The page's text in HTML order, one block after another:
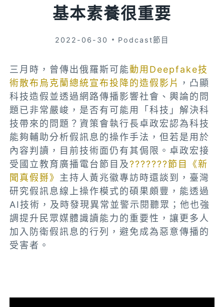
基本素養很重要
2022-06-30 Podcast節目
三月時，曾傳出俄羅斯可能動用Deepfake技
術散布烏克蘭總統宣布投降的造假影片
，凸顯
科技造假並透過網路傳播影響社會、輿論的問
題已非常嚴峻，是否有可能用「科技」解決科
技帶來的問題？資策會執行長卓政宏認為科技
能夠輔助分析假訊息的操作手法，但若是用於
內容判讀，目前技術面仍有其侷限。卓政宏接
受國立教育廣播電台節目及???????節目《新
聞真假掰》 主持人黃兆徽專訪時還談到，臺灣
研究假訊息線上操作模式的碩果頗豐，能透過
AI技術，及時發現異常並警示閱聽眾；他也強
調提升民眾媒體識讀能力的重要性，讓更多人
加入防衛假訊息的行列，避免成為惡意傳播的
受害者。